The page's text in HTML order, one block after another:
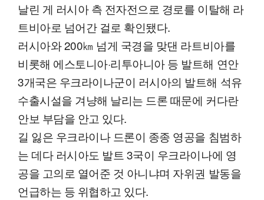
날린 게 러시아 측 전자전으로 경로를 이탈해 라
트비아로 넘어간 걸로 확인됐다.
러시아와 200㎞ 넘게 국경을 맞댄 라트비아를
비롯해 에스토니아·리투아니아 등 발트해 연안
3개국은 우크라이나군이 러시아의 발트해 석유
수출시설을 겨냥해 날리는 드론 때문에 커다란
안보 부담을 안고 있다.
길 잃은 우크라이나 드론이 종종 영공을 침범하
는 데다 러시아도 발트 3국이 우크라이나에 영
공을 고의로 열어준 것 아니냐며 자위권 발동을
언급하는 등 위협하고 있다.